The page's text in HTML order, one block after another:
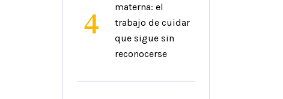
4
materna: el
trabajo de cuidar
que sigue sin
reconocerse